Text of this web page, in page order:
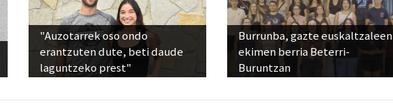
"Auzotarrek oso ondo
erantzuten dute, beti daude
laguntzeko prest"
Burrunba, gazte euskaltzaleen
ekimen berria Beterri-
Buruntzan